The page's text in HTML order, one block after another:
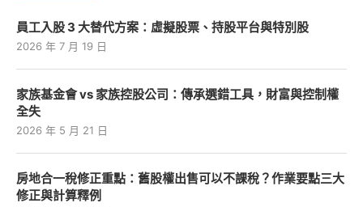
員工入股 3 大替代方案：虛擬股票、持股平台與特別股
2026 年 7 月 19 日
家族基金會 vs 家族控股公司：傳承選錯工具，財富與控制權
全失
2026 年 5 月 21 日
房地合一稅修正重點：舊股權出售可以不課稅？作業要點三大
修正與計算釋例